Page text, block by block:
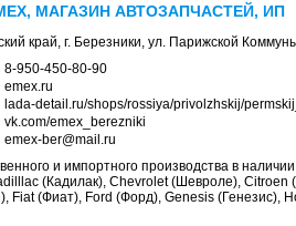
МАГАЗИН АВТОЗАПЧАСТЕЙ, ИП
край, г. Березники, ул. Парижской
8-950-450-80-90
emex.ru
lada-detail.ru/shops/rossiya/privolzhskij/
vk.com/emex_berezniki
emex-ber@mail.ru
и импортного производства в
(Кадилак), Chevrolet (Шевроле),
Fiat (Фиат), Ford (Форд), Genesis (Генезис),